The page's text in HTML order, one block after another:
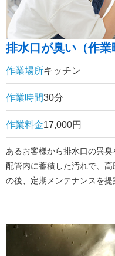
排水口が臭い（作業
作業場所キッチン
作業時間30分
作業料金17,000円
あるお客様から排水口の異
配管内に蓄積した汚れで、
の後、定期メンテナンスを提